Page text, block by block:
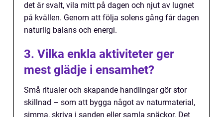
det är svalt, vila mitt på dagen och njut av lugnet
på kvällen. Genom att följa solens gång får dagen
naturlig balans och energi.
3. Vilka enkla aktiviteter ger
mest glädje i ensamhet?
Små ritualer och skapande handlingar gör stor
skillnad – som att bygga något av naturmaterial,
simma, skriva i sanden eller samla snäckor. Det